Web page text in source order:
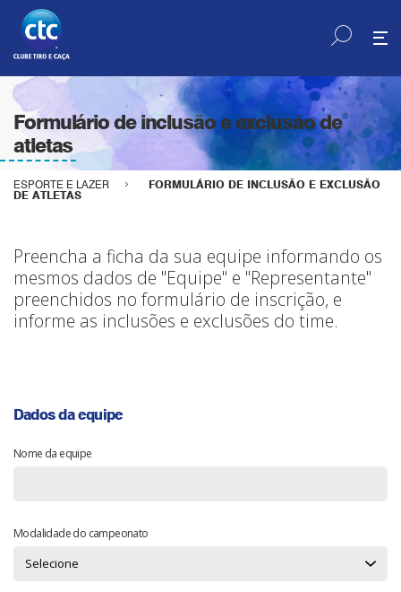
Formulário de inclusão e exclusão de
atletas
ESPORTE E LAZER
FORMULÁRIO DE INCLUSÃO E EXCLUSÃO
DE ATLETAS
Preencha a ficha da sua equipe informando os
mesmos dados de "Equipe" e "Representante"
preenchidos no formulário de inscrição, e
informe as inclusões e exclusões do time.
Dados da equipe
Nome da equipe
Modalidade do campeonato